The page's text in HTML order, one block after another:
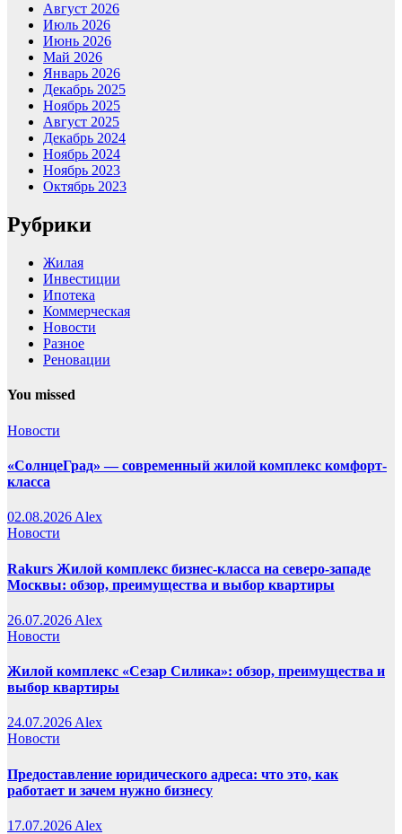
Август 2026
Июль 2026
Июнь 2026
Май 2026
Январь 2026
Декабрь 2025
Ноябрь 2025
Август 2025
Декабрь 2024
Ноябрь 2024
Ноябрь 2023
Октябрь 2023
Рубрики
Жилая
Инвестиции
Ипотека
Коммерческая
Новости
Разное
Реновации
You missed
Новости
«СолнцеГрад» — современный жилой комплекс комфорт-
класса
02.08.2026 Alex
Новости
Rakurs Жилой комплекс бизнес-класса на северо-западе
Москвы: обзор, преимущества и выбор квартиры
26.07.2026 Alex
Новости
Жилой комплекс «Сезар Силика»: обзор, преимущества и
выбор квартиры
24.07.2026 Alex
Новости
Предоставление юридического адреса: что это, как
работает и зачем нужно бизнесу
17.07.2026 Alex